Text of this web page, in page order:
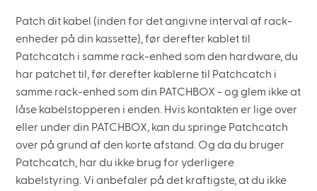
Patch dit kabel (inden for det angivne interval af rack-
enheder på din kassette), før derefter kablet til
Patchcatch i samme rack-enhed som den hardware, du
har patchet til, før derefter kablerne til Patchcatch i
samme rack-enhed som din PATCHBOX - og glem ikke at
låse kabelstopperen i enden. Hvis kontakten er lige over
eller under din PATCHBOX, kan du springe Patchcatch
over på grund af den korte afstand. Og da du bruger
Patchcatch, har du ikke brug for yderligere
kabelstyring. Vi anbefaler på det kraftigste, at du ikke